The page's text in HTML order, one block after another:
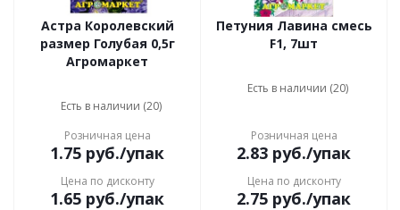
Астра Королевский
размер Голубая 0,5г
Агромаркет
Есть в наличии (20)
Розничная цена
1.75 руб./упак
Цена по дисконту
1.65 руб./упак
Петуния Лавина смесь
F1, 7шт
Есть в наличии (20)
Розничная цена
2.83 руб./упак
Цена по дисконту
2.75 руб./упак